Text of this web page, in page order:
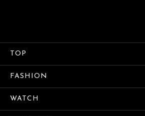
TOP
FASHION
WATCH